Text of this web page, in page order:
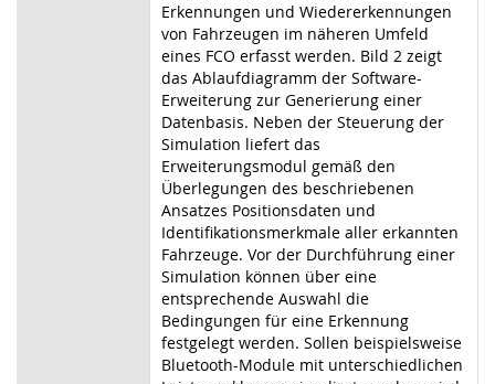
Erkennungen und Wiedererkennungen
von Fahrzeugen im näheren Umfeld
eines FCO erfasst werden. Bild 2 zeigt
das Ablaufdiagramm der Software-
Erweiterung zur Generierung einer
Datenbasis. Neben der Steuerung der
Simulation liefert das
Erweiterungsmodul gemäß den
Überlegungen des beschriebenen
Ansatzes Positionsdaten und
Identifikationsmerkmale aller erkannten
Fahrzeuge. Vor der Durchführung einer
Simulation können über eine
entsprechende Auswahl die
Bedingungen für eine Erkennung
festgelegt werden. Sollen beispielsweise
Bluetooth-Module mit unterschiedlichen